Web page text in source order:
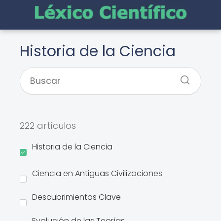
Historia de la Ciencia
222 artículos
Historia de la Ciencia
Ciencia en Antiguas Civilizaciones
Descubrimientos Clave